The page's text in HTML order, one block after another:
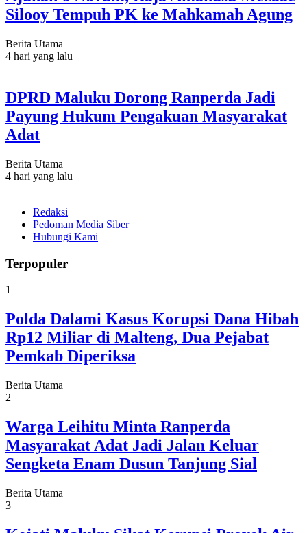
Silooy Tempuh PK ke Mahkamah Agung
Berita Utama
4 hari yang lalu
DPRD Maluku Dorong Ranperda Jadi
Payung Hukum Pengakuan Masyarakat
Adat
Berita Utama
4 hari yang lalu
Redaksi
Pedoman Media Siber
Hubungi Kami
Terpopuler
1
Polda Dalami Kasus Korupsi Dana Hibah
Rp12 Miliar di Malteng, Dua Pejabat
Pemkab Diperiksa
Berita Utama
2
Warga Leihitu Minta Ranperda
Masyarakat Adat Jadi Jalan Keluar
Sengketa Enam Dusun Tanjung Sial
Berita Utama
3